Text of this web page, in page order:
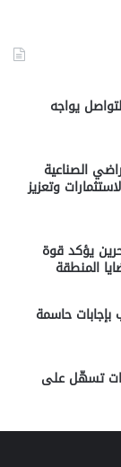
يواجه
الصناعية
وتعزيز
يؤكد قوة
المنطقة
بإجابات حاسمة
تسهّل على